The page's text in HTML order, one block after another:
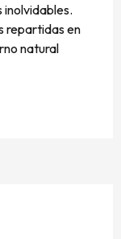
repartidas en
natural